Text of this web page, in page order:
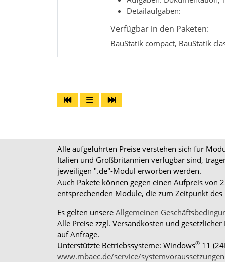
Detailaufgaben:
Verfügbar in den Paketen:
BauStatik compact, BauStatik
Alle aufgeführten Preise verstehen sich für
Italien und Großbritannien verfügbar sind,
jeweiligen ".de"-Modul erworben werden.
Auch Pakete können gegen einen Aufpreis von
entsprechenden Module, die zum Zeitpunkt des
Es gelten unsere Allgemeinen
Alle Preise zzgl. Versandkosten und
auf Anfrage.
Unterstützte Betriebssysteme: Windows® 11
www.mbaec.de/service/systemvoraussetzungen